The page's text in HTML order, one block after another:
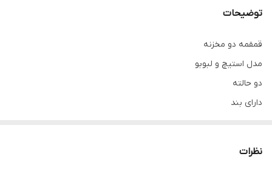
توضیحات
قمقمه دو مخزنه
مدل استیچ و لبوبو
دو حالته
دارای بند
نظرات